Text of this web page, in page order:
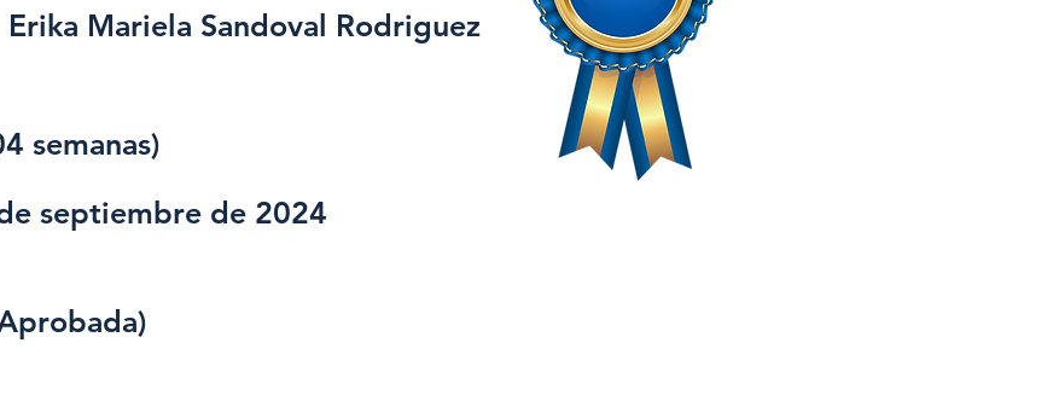
Erika Mariela Sandoval Rodriguez
semanas)
septiembre de 2024